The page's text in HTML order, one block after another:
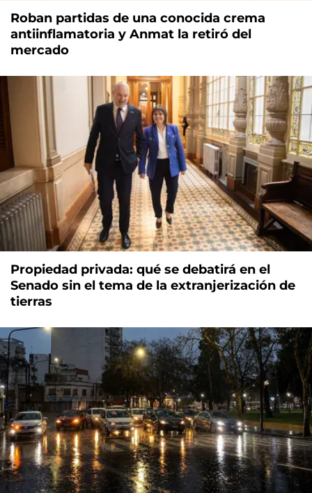
Roban partidas de una conocida crema
antiinflamatoria y Anmat la retiró del
mercado
Propiedad privada: qué se debatirá en el
Senado sin el tema de la extranjerización de
tierras